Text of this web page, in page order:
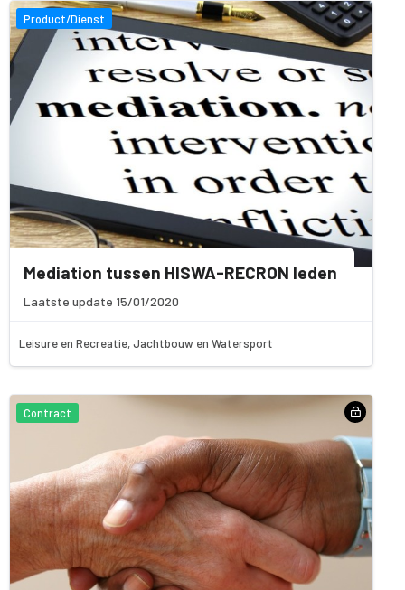
Product/Dienst
Mediation tussen HISWA-RECRON leden
Laatste update 15/01/2020
Leisure en Recreatie, Jachtbouw en Watersport
Contract